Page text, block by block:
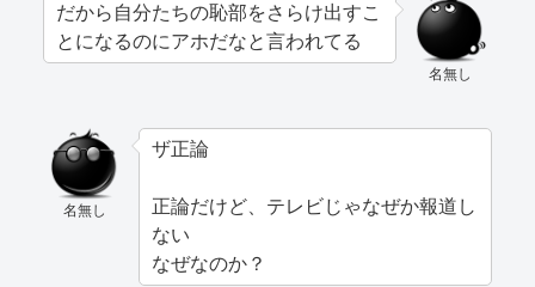
名無し
だから自分たちの恥部をさらけ出すこ
とになるのにアホだなと言われてる
名無し
ザ正論
正論だけど、テレビじゃなぜか報道し
ない
なぜなのか？